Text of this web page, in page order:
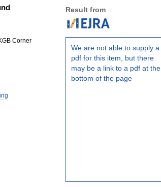
Corner
Result from
We are not able to supply a
pdf for this item, but there
may be a link to a pdf at the
bottom of the page